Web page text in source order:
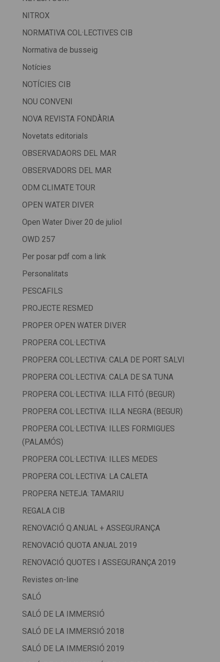
NITROX
NORMATIVA COL·LECTIVES CIB
Normativa de busseig
Notícies
NOTÍCIES CIB
NOU CONVENI
NOVA REVISTA FONDÀRIA
Novetats editorials
OBSERVADAORS DEL MAR
OBSERVADORS DEL MAR
ODM CLIMATE TOUR
OPEN WATER DIVER
Open Water Diver 20 de juliol
OWD 257
Per posar pdf com a link
Personalitats
PESCAFILS
PROJECTE RESMED
PROPER OPEN WATER DIVER
PROPERA COL·LECTIVA
PROPERA COL·LECTIVA: CALA DE PORT SALVI
PROPERA COL·LECTIVA: CALA DE SA TUNA
PROPERA COL·LECTIVA: ILLA FITÓ (BEGUR)
PROPERA COL·LECTIVA: ILLA NEGRA (BEGUR)
PROPERA COL·LECTIVA: ILLES FORMIGUES
(PALAMÓS)
PROPERA COL·LECTIVA: ILLES MEDES
PROPERA COL·LECTIVA: LA CALETA
PROPERA NETEJA: TAMARIU
REGALA CIB
RENOVACIÓ Q.ANUAL + ASSEGURANÇA
RENOVACIÓ QUOTA ANUAL 2019
RENOVACIÓ QUOTES I ASSEGURANÇA 2019
Revistes on-line
SALÓ
SALÓ DE LA IMMERSIÓ
SALÓ DE LA IMMERSIÓ 2018
SALÓ DE LA IMMERSIÓ 2019